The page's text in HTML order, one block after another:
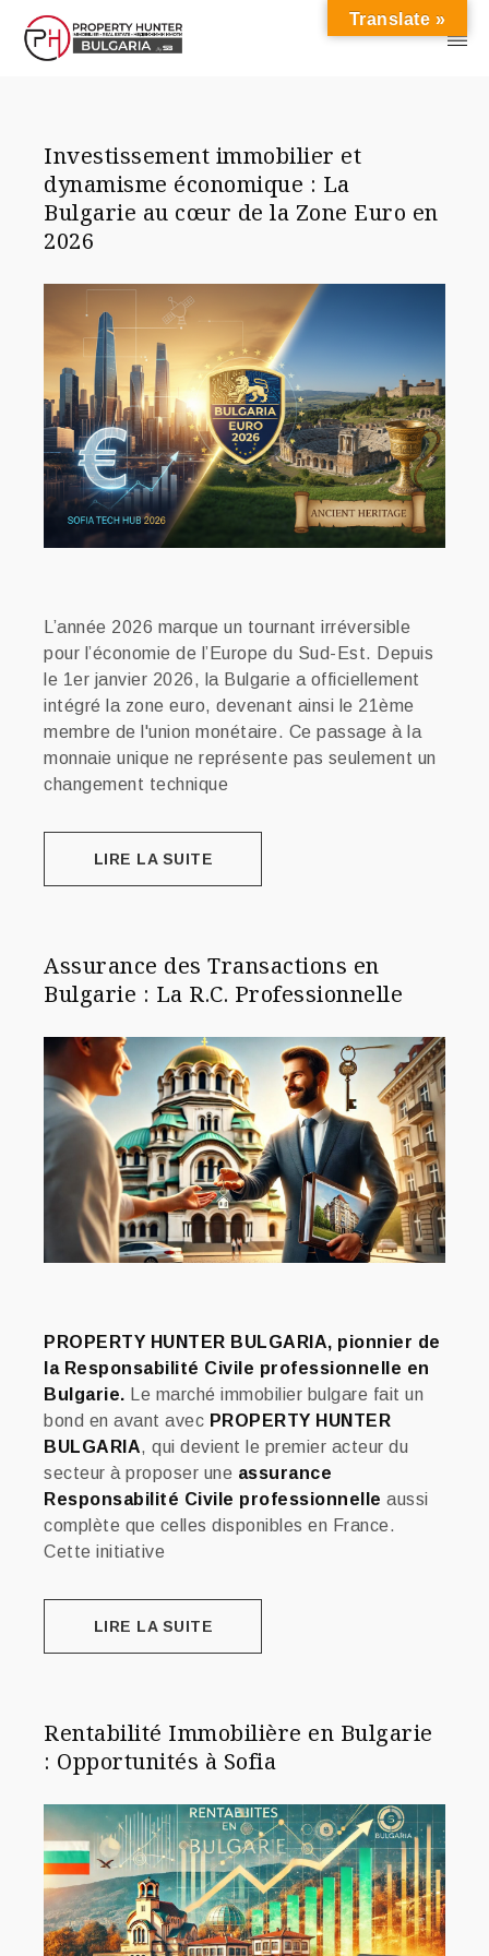
Investissement immobilier et
dynamisme économique : La
Bulgarie au cœur de la Zone Euro en
2026
L’année 2026 marque un tournant irréversible
pour l’économie de l’Europe du Sud-Est. Depuis
le 1er janvier 2026, la Bulgarie a officiellement
intégré la zone euro, devenant ainsi le 21ème
membre de l'union monétaire. Ce passage à la
monnaie unique ne représente pas seulement un
changement technique
LIRE LA SUITE
Assurance des Transactions en
Bulgarie : La R.C. Professionnelle
PROPERTY HUNTER BULGARIA, pionnier de
la Responsabilité Civile professionnelle en
Bulgarie.
Le marché immobilier bulgare fait un
bond en avant avec PROPERTY HUNTER
BULGARIA, qui devient le premier acteur du
secteur à proposer une assurance
Responsabilité Civile professionnelle aussi
complète que celles disponibles en France.
Cette initiative
LIRE LA SUITE
Rentabilité Immobilière en Bulgarie
: Opportunités à Sofia
Translate »